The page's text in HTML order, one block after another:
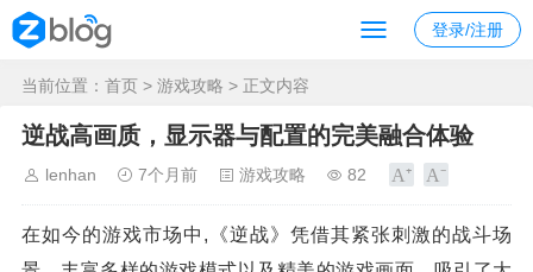
登录/注册
当前位置： 首页 > 游戏攻略 > 正文内容
逆战高画质，显示器与配置的完美融合体验
lenhan 7个月前 游戏攻略 82
在如今的游戏市场中,《逆战》凭借其紧张刺激的战斗场